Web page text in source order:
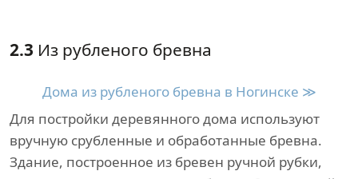
2.3 Из рубленого бревна
Дома из рубленого бревна в Ногинске ≫
Для постройки деревянного дома используют
вручную срубленные и обработанные бревна.
Здание, построенное из бревен ручной рубки,